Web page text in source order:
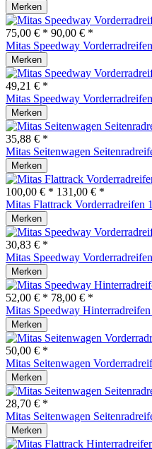
Merken
75,00 € * 90,00 € *
Mitas Speedway
Merken
49,21 € *
Mitas Speedway
Merken
35,88 € *
Mitas Seitenwagen
Merken
100,00 € * 131,00 € *
Mitas Flattrack Vorderradreifen
Merken
30,83 € *
Mitas Speedway
Merken
52,00 € * 78,00 € *
Mitas Speedway
Merken
50,00 € *
Mitas Seitenwagen
Merken
28,70 € *
Mitas Seitenwagen
Merken